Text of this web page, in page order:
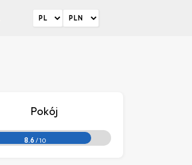
Pokój
8.6 / 10